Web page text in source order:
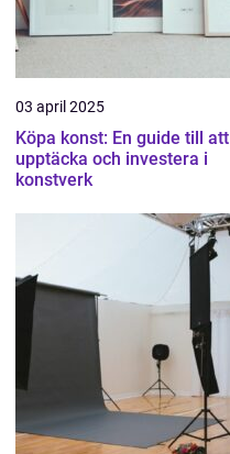
03 april 2025
Köpa konst: En guide till att
upptäcka och investera i
konstverk